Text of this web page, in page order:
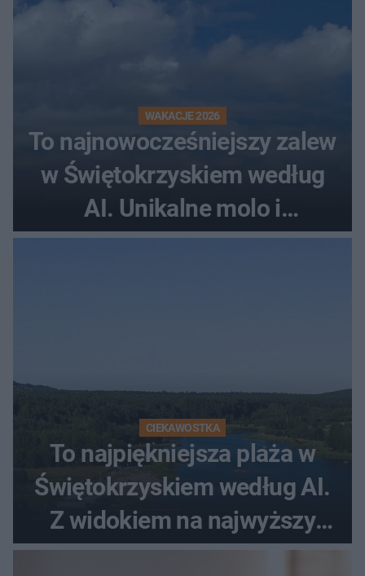
WAKACJE 2026
To najnowocześniejszy zalew
w Świętokrzyskiem według
AI. Unikalne molo i
promenada
CIEKAWOSTKA
To najpiękniejsza plaża w
Świętokrzyskiem według AI.
Z widokiem na najwyższy
szczyt Gór Świętokrzyskich